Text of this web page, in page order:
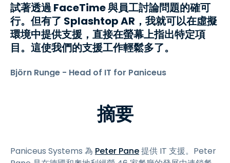
試著透過 FaceTime 與員工討論問題的確可
行。但有了 Splashtop AR，我就可以在虛擬
環境中提供支援，直接在螢幕上指出特定項
目。這使我們的支援工作輕鬆多了。
Björn Runge - Head of IT for Paniceus
摘要
Paniceus Systems 為 Peter Pane提供 IT 支援。Peter